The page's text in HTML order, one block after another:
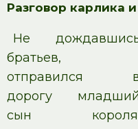
Разговор карлика
Не
братьев,
отправился
дорогу младший
сын